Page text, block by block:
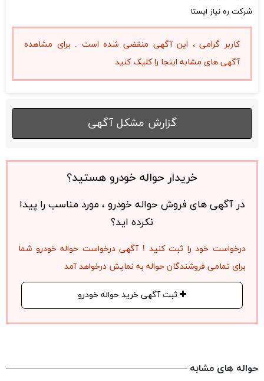
شرکت ره نیاز ایستا
کاربر گرامی ، این آگهی منقضی شده است . برای مشاهده
آگهی های مشابه اینجا را کلیک کنید
گزارش مشکل آگهی
خریدار حواله خودرو هستید؟
در آگهی های فروش حواله خودرو ، مورد مناسب را پیدا
نکرده اید؟
درخواست خود را ثبت کنید ! آگهی درخواست حواله خودرو شما
برای تمامی فروشندگان حواله به نمایش درخواهد آمد
ثبت آگهی خرید حواله خودرو
حواله های مشابه